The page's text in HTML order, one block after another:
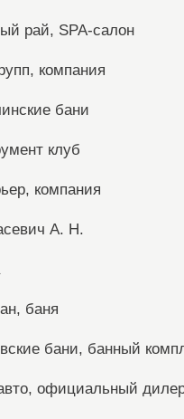
рай, SPA-салон
компания
бани
клуб
компания
А. Н.
баня
бани, банный
официальный